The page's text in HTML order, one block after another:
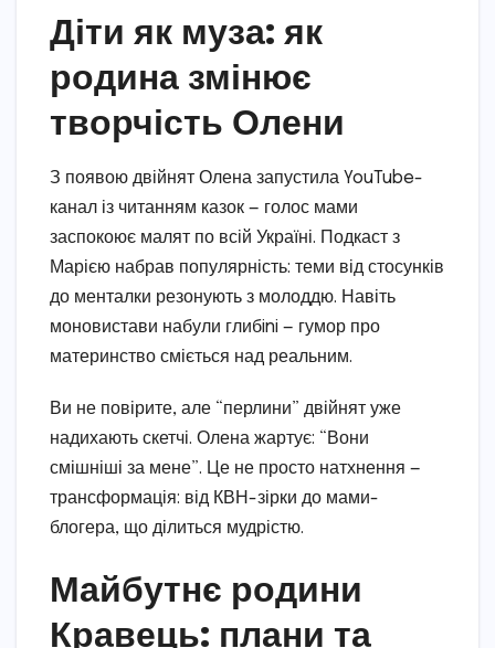
Діти як муза: як
родина змінює
творчість Олени
З появою двійнят Олена запустила YouTube-
канал із читанням казок — голос мами
заспокоює малят по всій Україні. Подкаст з
Марією набрав популярність: теми від стосунків
до менталки резонують з молоддю. Навіть
моновистави набули глибini — гумор про
материнство сміється над реальним.
Ви не повірите, але “перлини” двійнят уже
надихають скетчі. Олена жартує: “Вони
смішніші за мене”. Це не просто натхнення —
трансформація: від КВН-зірки до мами-
блогера, що ділиться мудрістю.
Майбутнє родини
Кравець: плани та